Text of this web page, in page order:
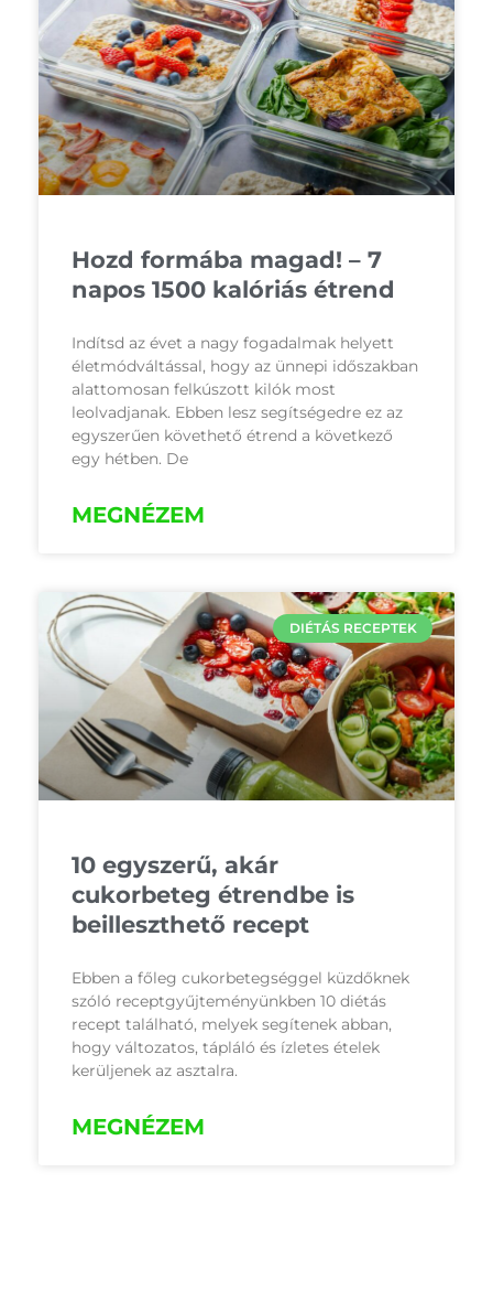
Hozd formába magad! – 7
napos 1500 kalóriás étrend
Indítsd az évet a nagy fogadalmak helyett
életmódváltással, hogy az ünnepi időszakban
alattomosan felkúszott kilók most
leolvadjanak. Ebben lesz segítségedre ez az
egyszerűen követhető étrend a következő
egy hétben. De
MEGNÉZEM
DIÉTÁS RECEPTEK
10 egyszerű, akár
cukorbeteg étrendbe is
beilleszthető recept
Ebben a főleg cukorbetegséggel küzdőknek
szóló receptgyűjteményünkben 10 diétás
recept található, melyek segítenek abban,
hogy változatos, tápláló és ízletes ételek
kerüljenek az asztalra.
MEGNÉZEM